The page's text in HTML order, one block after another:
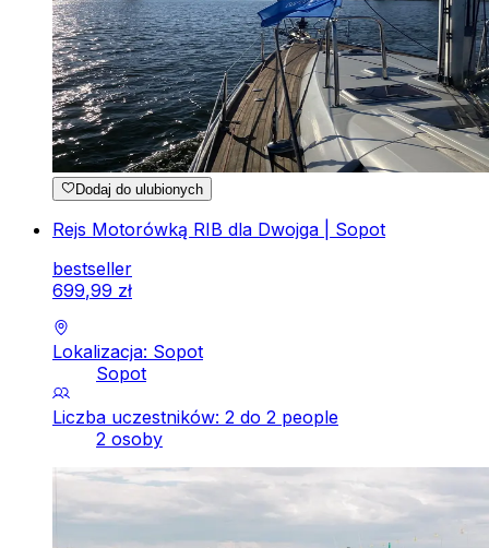
Dodaj do ulubionych
Rejs Motorówką RIB dla Dwojga | Sopot
bestseller
699,99 zł
Lokalizacja: Sopot
Sopot
Liczba uczestników: 2 do 2 people
2 osoby